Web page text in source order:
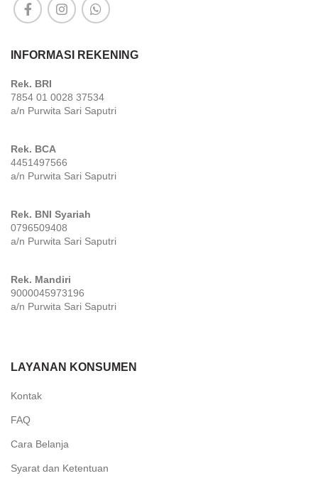
INFORMASI REKENING
Rek. BRI
7854 01 0028 37534
a/n Purwita Sari Saputri
Rek. BCA
4451497566
a/n Purwita Sari Saputri
Rek. BNI Syariah
0796509408
a/n Purwita Sari Saputri
Rek. Mandiri
9000045973196
a/n Purwita Sari Saputri
LAYANAN KONSUMEN
Kontak
FAQ
Cara Belanja
Syarat dan Ketentuan